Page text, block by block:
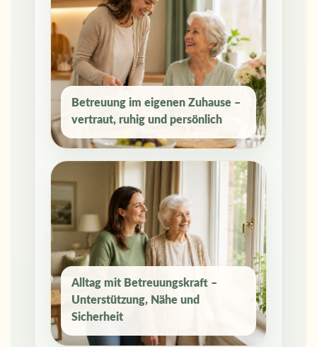
Betreuung im eigenen Zuhause –
vertraut, ruhig und persönlich
Alltag mit Betreuungskraft –
Unterstützung, Nähe und
Sicherheit